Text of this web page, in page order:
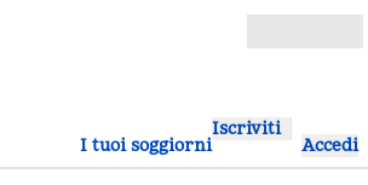
I tuoi soggiorni
Iscriviti
Accedi